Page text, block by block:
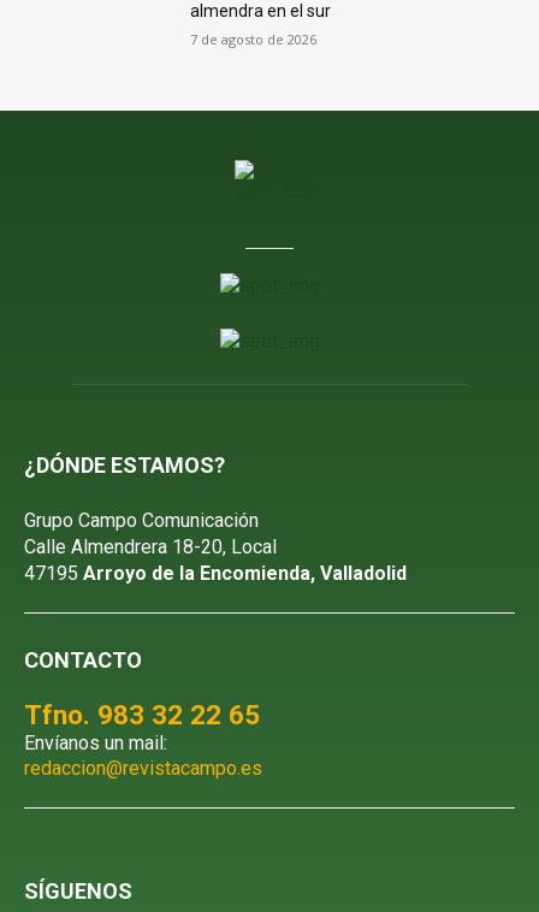
almendra en el sur
7 de agosto de 2026
¿DÓNDE ESTAMOS?
Grupo Campo Comunicación
Calle Almendrera 18-20, Local
47195 Arroyo de la Encomienda, Valladolid
CONTACTO
Tfno. 983 32 22 65
Envíanos un mail:
redaccion@revistacampo.es
SÍGUENOS